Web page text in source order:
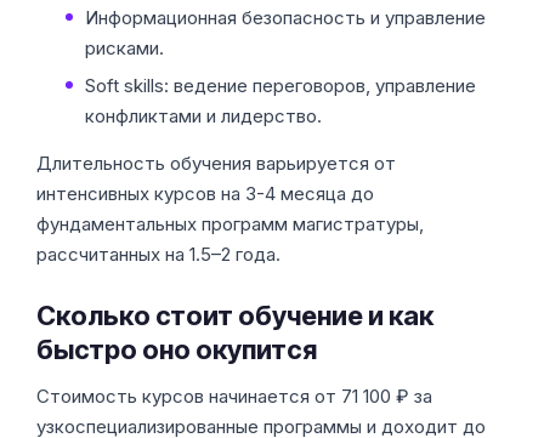
Информационная безопасность и управление
рисками.
Soft skills: ведение переговоров, управление
конфликтами и лидерство.
Длительность обучения варьируется от
интенсивных курсов на 3-4 месяца до
фундаментальных программ магистратуры,
рассчитанных на 1.5–2 года.
Сколько стоит обучение и как
быстро оно окупится
Стоимость курсов начинается от 71 100 ₽ за
узкоспециализированные программы и доходит до